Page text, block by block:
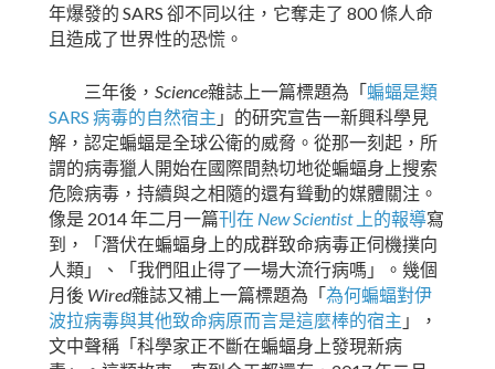
年爆發的 SARS 卻不同以往，它奪走了 800條人命
且造成了世界性的恐慌。
三年後， Science雜誌上一篇標題為「 蝙蝠是類
SARS 病毒的自然宿主 」的研究宣告一新興科學見
解，認定蝙蝠是全球公衛的威脅。從那一刻起，所
謂的病毒獵人開始在國際間熱切地從蝙蝠身上搜索
危險病毒，持續與之相隨的還有聳動的媒體關注。
像是 2014年二月一篇刊在 New Scientist 上的報導寫
到，「潛伏在蝙蝠身上的成群致命病毒正伺機撲向
人類」、「我們阻止得了一場大流行病嗎」。幾個
月後 Wired雜誌又補上一篇標題為「 為何蝙蝠對伊
波拉病毒與其他致命病原而言是這麼棒的宿主 」，
文中聲稱「科學家正不斷在蝙蝠身上發現新病